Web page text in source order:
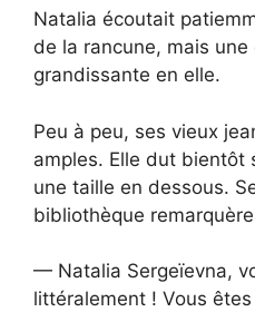
Natalia écoutait
de la rancune, mais
grandissante en elle.
Peu à peu, ses vieux
amples. Elle dut bientôt
une taille en dessous.
bibliothèque
— Natalia Sergeïevna,
littéralement ! Vous